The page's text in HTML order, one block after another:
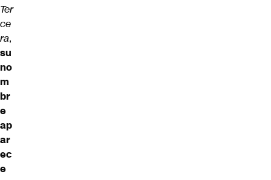
Ter
ce
ra,
su
no
m
br
e
ap
ar
ec
e